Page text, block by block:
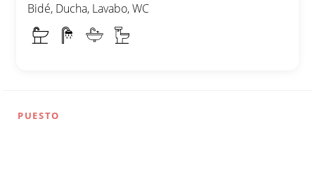
Bidé, Ducha, Lavabo, WC
PUESTO